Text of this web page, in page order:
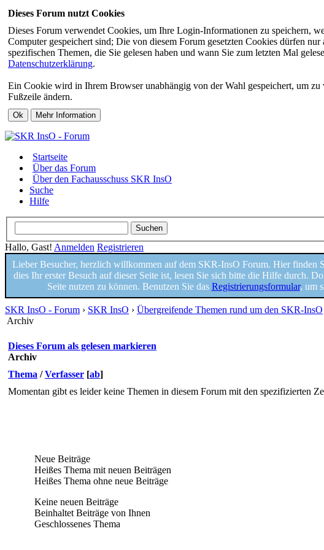
Dieses Forum nutzt Cookies
Dieses Forum verwendet Cookies, um Ihre Login-Informationen zu speichern,
Computer gespeichert sind; Die von diesem Forum gesetzten Cookies dürfen
spezifischen Themen, die Sie gelesen haben und wann Sie zum letzten Mal
Datenschutzerklärung.
Ein Cookie wird in Ihrem Browser unabhängig von der Wahl gespeichert, um
Fußzeile ändern.
Startseite
Über das Forum
Über den Fachausschuss SKR InsO
Suche
Hilfe
Hallo, Gast! Anmelden Registrieren
Lieber Besucher, herzlich willkommen auf dem SKR-InsO Forum. Hier finden
dies Ihr erster Besuch auf dieser Seite ist, lesen Sie sich bitte die Hilfe durch.
Seite nutzen zu können. Benutzen Sie das Registrierungsformular, um
SKR InsO - Forum › SKR InsO › Übergreifende Themen rund um den SKR-InsO
Archiv
Dieses Forum als gelesen markieren
Archiv
Thema /Verfasser [ab]
Momentan gibt es leider keine Themen in diesem Forum mit den spezifizierten
Neue Beiträge
Heißes Thema mit neuen Beiträgen
Heißes Thema ohne neue Beiträge
Keine neuen Beiträge
Beinhaltet Beiträge von Ihnen
Geschlossenes Thema